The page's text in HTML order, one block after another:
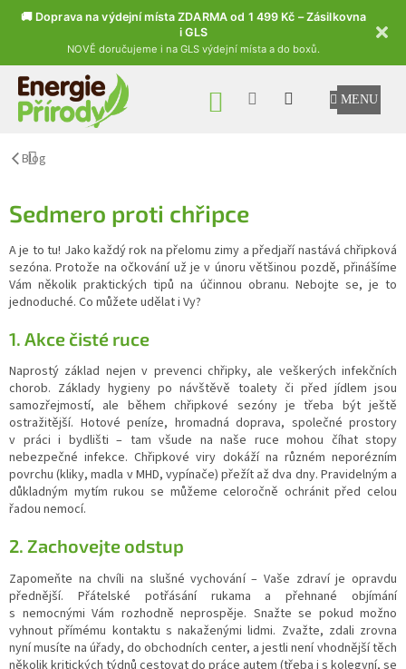
🚚 Doprava na výdejní místa ZDARMA od 1 499 Kč – Zásilkovna
i GLS
NOVĚ doručujeme i na GLS výdejní místa a do boxů.
Přejít na obsah
NÁKUPNÍ KOŠÍK
Blog
Sedmero proti chřipce
A je to tu! Jako každý rok na přelomu zimy a předjaří nastává chřipková
sezóna. Protože na očkování už je v únoru většinou pozdě, přinášíme
Vám několik praktických tipů na účinnou obranu. Nebojte se, je to
jednoduché. Co můžete udělat i Vy?
1. Akce čisté ruce
Naprostý základ nejen v prevenci chřipky, ale veškerých infekčních
chorob. Základy hygieny po návštěvě toalety či před jídlem jsou
samozřejmostí, ale během chřipkové sezóny je třeba být ještě
ostražitější. Hotové peníze, hromadná doprava, společné prostory
v práci i bydlišti – tam všude na naše ruce mohou číhat stopy
nebezpečné infekce. Chřipkové viry dokáží na různém neporézním
povrchu (kliky, madla v MHD, vypínače) přežít až dva dny. Pravidelným a
důkladným mytím rukou se můžeme celoročně ochránit před celou
řadou nemocí.
2. Zachovejte odstup
Zapomeňte na chvíli na slušné vychování – Vaše zdraví je opravdu
přednější. Přátelské potřásání rukama a přehnané objímání
s nemocnými Vám rozhodně neprospěje. Snažte se pokud možno
vyhnout přímému kontaktu s nakaženými lidmi. Zvažte, zdali zrovna
nyní musíte na úřady, do obchodních center, a jestli není vhodnější těch
několik kritických týdnů cestovat do práce autem (třeba i s kolegyní, se